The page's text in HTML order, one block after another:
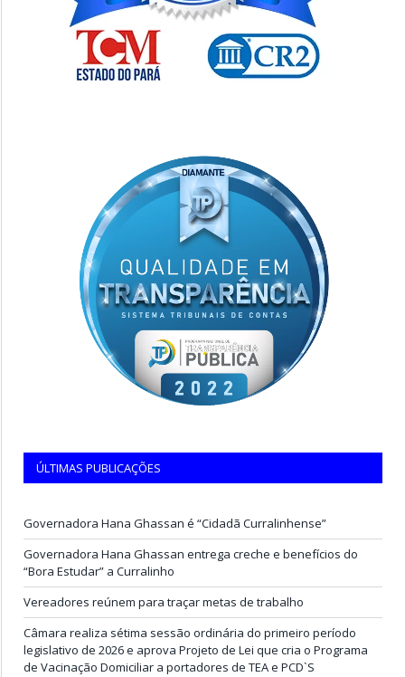
ÚLTIMAS PUBLICAÇÕES
Governadora Hana Ghassan é “Cidadã Curralinhense”
Governadora Hana Ghassan entrega creche e benefícios do
“Bora Estudar” a Curralinho
Vereadores reúnem para traçar metas de trabalho
Câmara realiza sétima sessão ordinária do primeiro período
legislativo de 2026 e aprova Projeto de Lei que cria o Programa
de Vacinação Domiciliar a portadores de TEA e PCD`S